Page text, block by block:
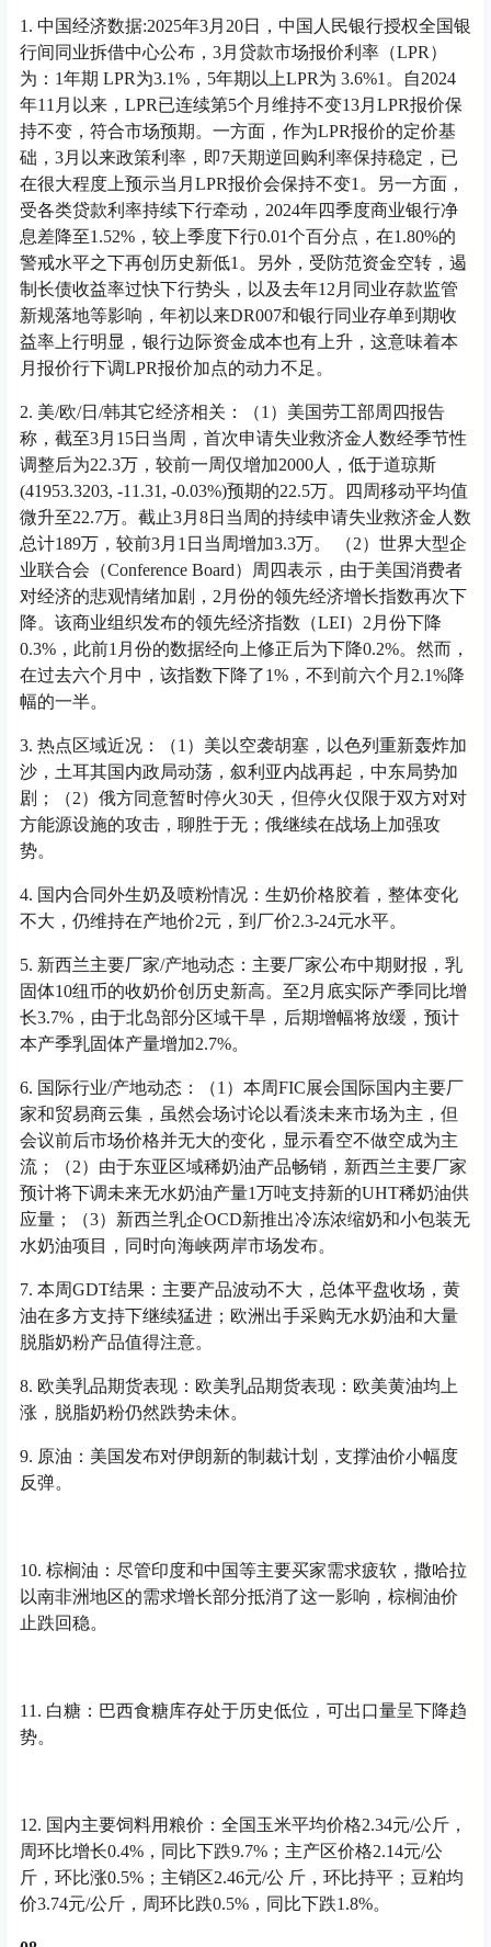
1. 中国经济数据:2025年3月20日，中国人民银行授权全国银
行间同业拆借中心公布，3月贷款市场报价利率（LPR）
为：1年期 LPR为3.1%，5年期以上LPR为 3.6%1。自2024
年11月以来，LPR已连续第5个月维持不变13月LPR报价保
持不变，符合市场预期。一方面，作为LPR报价的定价基
础，3月以来政策利率，即7天期逆回购利率保持稳定，已
在很大程度上预示当月LPR报价会保持不变1。另一方面，
受各类贷款利率持续下行牵动，2024年四季度商业银行净
息差降至1.52%，较上季度下行0.01个百分点，在1.80%的
警戒水平之下再创历史新低1。另外，受防范资金空转，遏
制长债收益率过快下行势头，以及去年12月同业存款监管
新规落地等影响，年初以来DR007和银行同业存单到期收
益率上行明显，银行边际资金成本也有上升，这意味着本
月报价行下调LPR报价加点的动力不足。
2. 美/欧/日/韩其它经济相关：（1）美国劳工部周四报告
称，截至3月15日当周，首次申请失业救济金人数经季节性
调整后为22.3万，较前一周仅增加2000人，低于道琼斯
(41953.3203, -11.31, -0.03%)预期的22.5万。四周移动平均值
微升至22.7万。截止3月8日当周的持续申请失业救济金人数
总计189万，较前3月1日当周增加3.3万。 （2）世界大型企
业联合会（Conference Board）周四表示，由于美国消费者
对经济的悲观情绪加剧，2月份的领先经济增长指数再次下
降。该商业组织发布的领先经济指数（LEI）2月份下降
0.3%，此前1月份的数据经向上修正后为下降0.2%。然而，
在过去六个月中，该指数下降了1%，不到前六个月2.1%降
幅的一半。
3. 热点区域近况：（1）美以空袭胡塞，以色列重新轰炸加
沙，土耳其国内政局动荡，叙利亚内战再起，中东局势加
剧；（2）俄方同意暂时停火30天，但停火仅限于双方对对
方能源设施的攻击，聊胜于无；俄继续在战场上加强攻
势。
4. 国内合同外生奶及喷粉情况：生奶价格胶着，整体变化
不大，仍维持在产地价2元，到厂价2.3-24元水平。
5. 新西兰主要厂家/产地动态：主要厂家公布中期财报，乳
固体10纽币的收奶价创历史新高。至2月底实际产季同比增
长3.7%，由于北岛部分区域干旱，后期增幅将放缓，预计
本产季乳固体产量增加2.7%。
6. 国际行业/产地动态：（1）本周FIC展会国际国内主要厂
家和贸易商云集，虽然会场讨论以看淡未来市场为主，但
会议前后市场价格并无大的变化，显示看空不做空成为主
流；（2）由于东亚区域稀奶油产品畅销，新西兰主要厂家
预计将下调未来无水奶油产量1万吨支持新的UHT稀奶油供
应量；（3）新西兰乳企OCD新推出冷冻浓缩奶和小包装无
水奶油项目，同时向海峡两岸市场发布。
7. 本周GDT结果：主要产品波动不大，总体平盘收场，黄
油在多方支持下继续猛进；欧洲出手采购无水奶油和大量
脱脂奶粉产品值得注意。
8. 欧美乳品期货表现：欧美乳品期货表现：欧美黄油均上
涨，脱脂奶粉仍然跌势未休。
9. 原油：美国发布对伊朗新的制裁计划，支撑油价小幅度
反弹。
10. 棕榈油：尽管印度和中国等主要买家需求疲软，撒哈拉
以南非洲地区的需求增长部分抵消了这一影响，棕榈油价
止跌回稳。
11. 白糖：巴西食糖库存处于历史低位，可出口量呈下降趋
势。
12. 国内主要饲料用粮价：全国玉米平均价格2.34元/公斤，
周环比增长0.4%，同比下跌9.7%；主产区价格2.14元/公
斤，环比涨0.5%；主销区2.46元/公 斤，环比持平；豆粕均
价3.74元/公斤，周环比跌0.5%，同比下跌1.8%。